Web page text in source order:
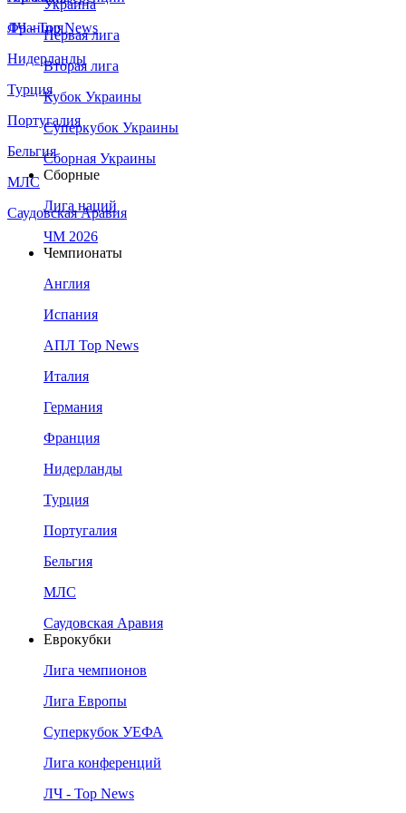
Франция
Нидерланды
Турция
Португалия
Бельгия
МЛС
Саудовская Аравия
ЛЧ - Top News
Украина
Первая лига
Вторая лига
Кубок Украины
Суперкубок Украины
Сборная Украины
Сборные
Лига наций
ЧМ 2026
Чемпионаты
Англия
Испания
АПЛ Top News
Италия
Германия
Франция
Нидерланды
Турция
Португалия
Бельгия
МЛС
Саудовская Аравия
Еврокубки
Лига чемпионов
Лига Европы
Суперкубок УЕФА
Лига конференций
ЛЧ - Top News